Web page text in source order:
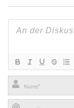
Name*